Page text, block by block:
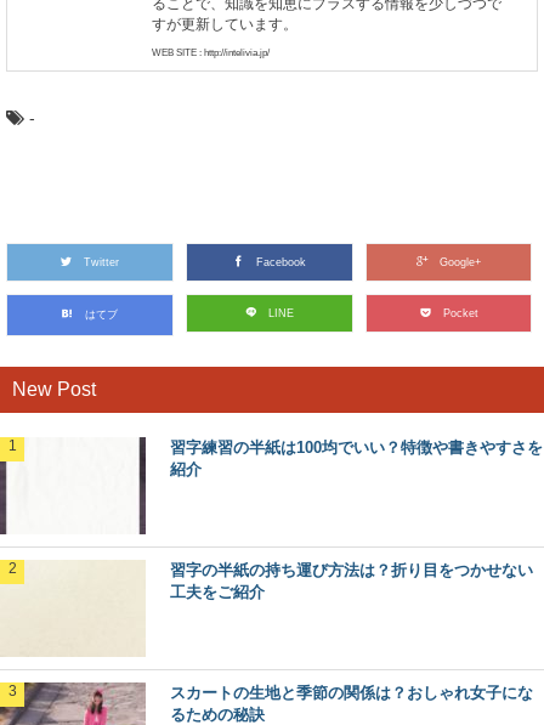
ることで、知識を知恵にプラスする情報を少しづつで
すが更新しています。
WEB SITE : http://intelivia.jp/
-
Twitter Facebook Google+
はてブ LINE Pocket
New Post
習字練習の半紙は100均でいい？特徴や書きやすさを
紹介
習字の半紙の持ち運び方法は？折り目をつかせない
工夫をご紹介
スカートの生地と季節の関係は？おしゃれ女子にな
るための秘訣